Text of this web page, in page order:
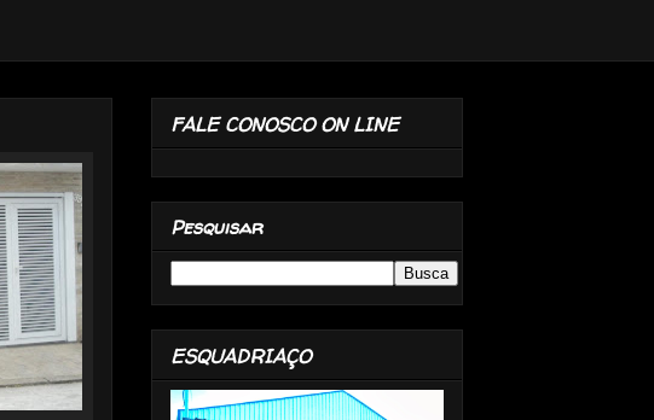
FALE CONOSCO ON LINE
Pesquisar
ESQUADRIAÇO